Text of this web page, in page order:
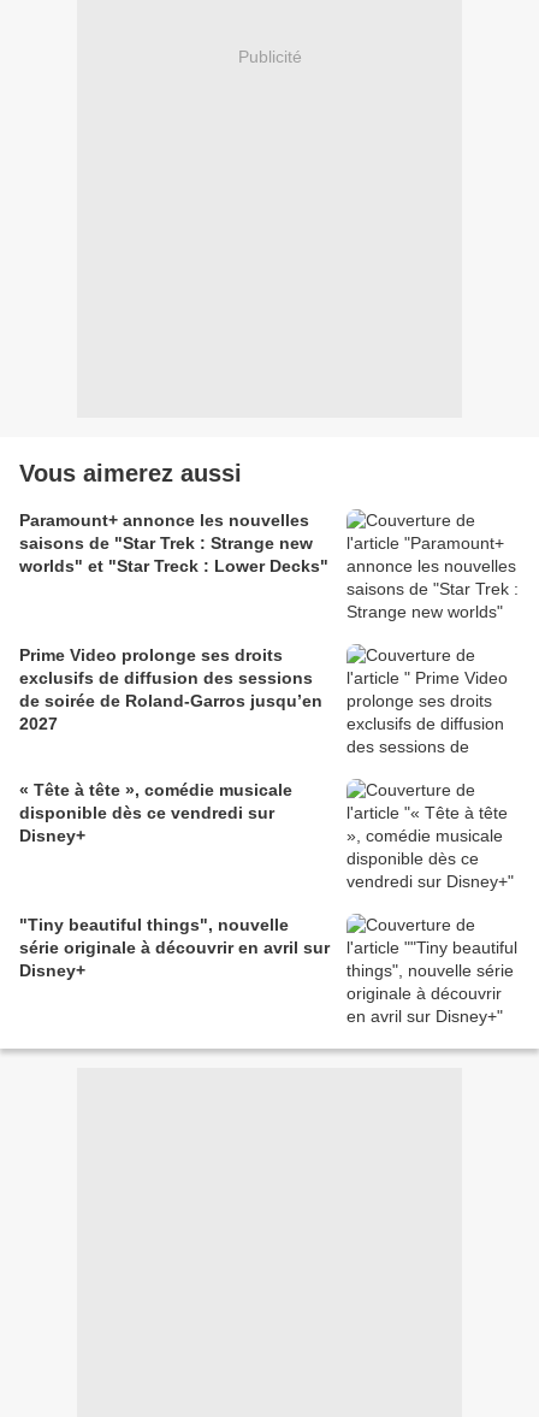
Publicité
Vous aimerez aussi
Paramount+ annonce les nouvelles
saisons de "Star Trek : Strange new
worlds" et "Star Treck : Lower Decks"
Prime Video prolonge ses droits
exclusifs de diffusion des sessions
de soirée de Roland-Garros jusqu’en
2027
« Tête à tête », comédie musicale
disponible dès ce vendredi sur
Disney+
"Tiny beautiful things", nouvelle
série originale à découvrir en avril sur
Disney+